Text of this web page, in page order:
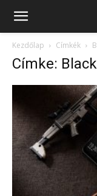
Kezdőlap Címkék
Címke: